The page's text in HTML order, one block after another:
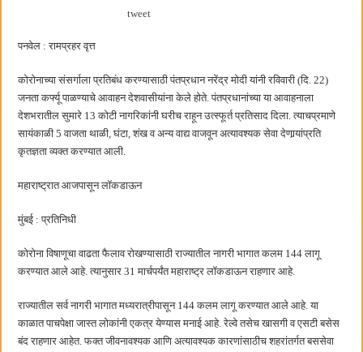
हर घर तिरंगा अभियानासंदर्भात पनवेलमध्ये बैठक
कामोठे येथे समाजोपयोगी वस्तूंच्या वाटपाचा उपक्रम
बाल्मर लॉरी आणि शेल इंडियातील कंत्राटी कामगारांना भरघोस पगारवाढ
tweet
पनवेल : रामप्रहर वृत्त
कोरोनाच्या संसर्गाला प्रतिबंध करण्यासाठी पंतप्रधान नरेंद्र मोदी यांनी रविवारी (दि. 22)
जनता कर्फ्यू पाळण्याचे आवाहन देशवासीयांना केले होते. पंतप्रधानांच्या या आवाहनाला
देशभरातील सुमारे 13 कोटी नागरिकांनी घरीच राहून उत्स्फूर्त प्रतिसाद दिला. त्याचप्रमाणे
सायंकाळी 5 वाजता थाळी, घंटा, शंख व अन्य वाद्य वाजवून अत्यावश्यक सेवा देणार्‍यांप्रति
कृतज्ञता व्यक्त करण्यात आली.
महाराष्ट्रात आजपासून लॉकडाऊन
मुंबई : प्रतिनिधी
कोरोना विषाणूचा वाढता फैलाव रोखण्यासाठी राज्यातील नागरी भागात कलम 144 लागू
करण्यात आले आहे. त्यानुसार 31 मार्चपर्यंत महाराष्ट्र लॉकडाऊन राहणार आहे.
राज्यातील सर्व नागरी भागात मध्यरात्रीपासून 144 कलम लागू करण्यात आले आहे. या
काळात पाचपेक्षा जास्त लोकांनी एकत्र येण्यास मनाई आहे. रेल्वे तसेच खासगी व एसटी बसेस
बंद राहणार आहेत. फक्त जीवनावश्यक आणि अत्यावश्यक कारणांसाठीच शहरांतर्गत बससेवा